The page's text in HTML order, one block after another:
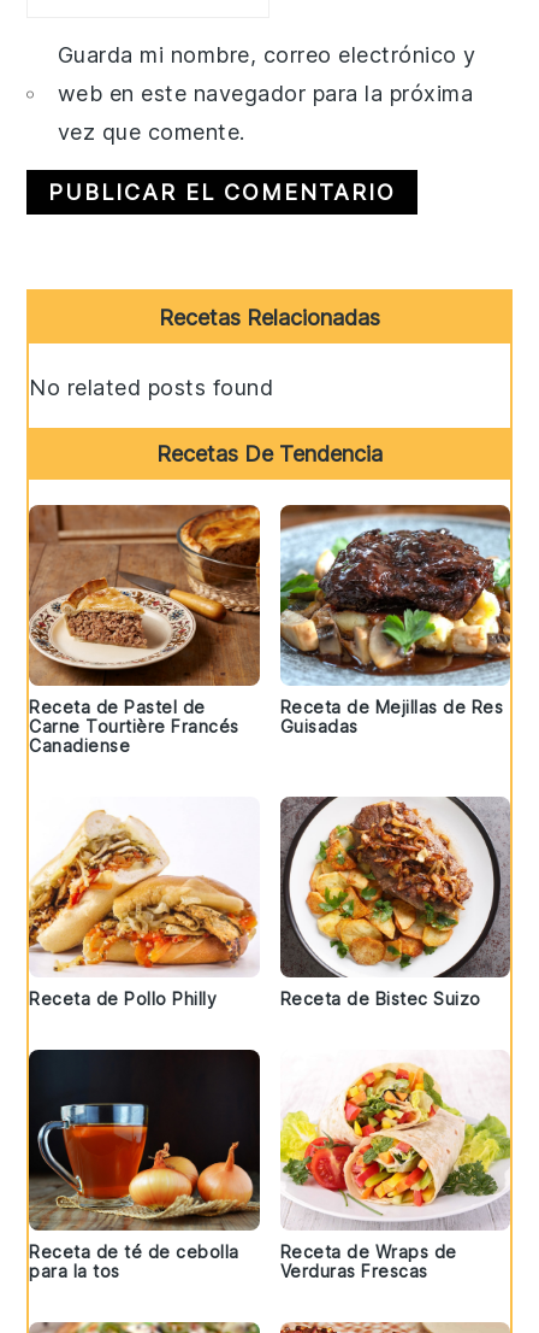
Guarda mi nombre, correo electrónico y
web en este navegador para la próxima
vez que comente.
Sidebar
Recetas Relacionadas
No related posts found
Recetas De Tendencia
Receta de Pastel de
Carne Tourtière Francés
Canadiense
Receta de Mejillas de Res
Guisadas
Receta de Pollo Philly Receta de Bistec Suizo
Receta de té de cebolla
para la tos
Receta de Wraps de
Verduras Frescas